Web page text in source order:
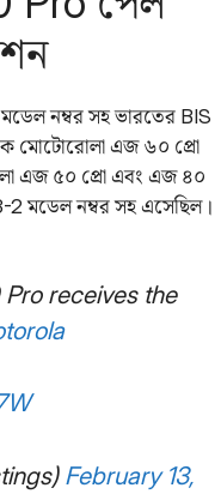
নম্বর সহ ভারতের BIS
মোটোরোলা এজ ৬০ প্রো
এজ ৫০ প্রো এবং এজ ৪০
মডেল নম্বর সহ এসেছিল।
receives the
February 13,